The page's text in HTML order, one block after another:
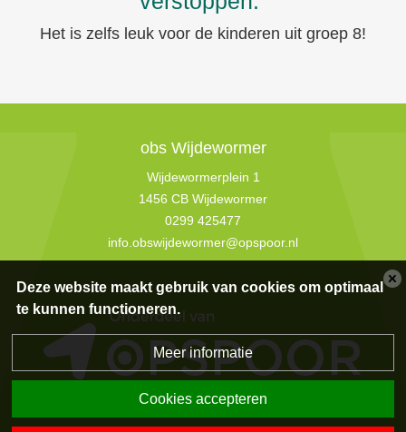
Het is zelfs leuk voor de kinderen uit groep 8!
obs Wijdewormer
Wijdewormerplein 1
1456 CB Wijdewormer
0299 425477
info.obswijdewormer@opspoor.nl
Deze website maakt gebruik van cookies om optimaal
te kunnen functioneren.
Meer informatie
Cookies accepteren